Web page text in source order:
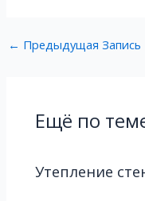
← Предыдущая Запись
Ещё по
Утепление